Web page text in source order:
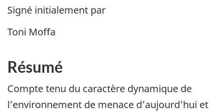
Signé initialement par
Toni Moffa
Résumé
Compte tenu du caractère dynamique de
l’environnement de menace d’aujourd’hui et